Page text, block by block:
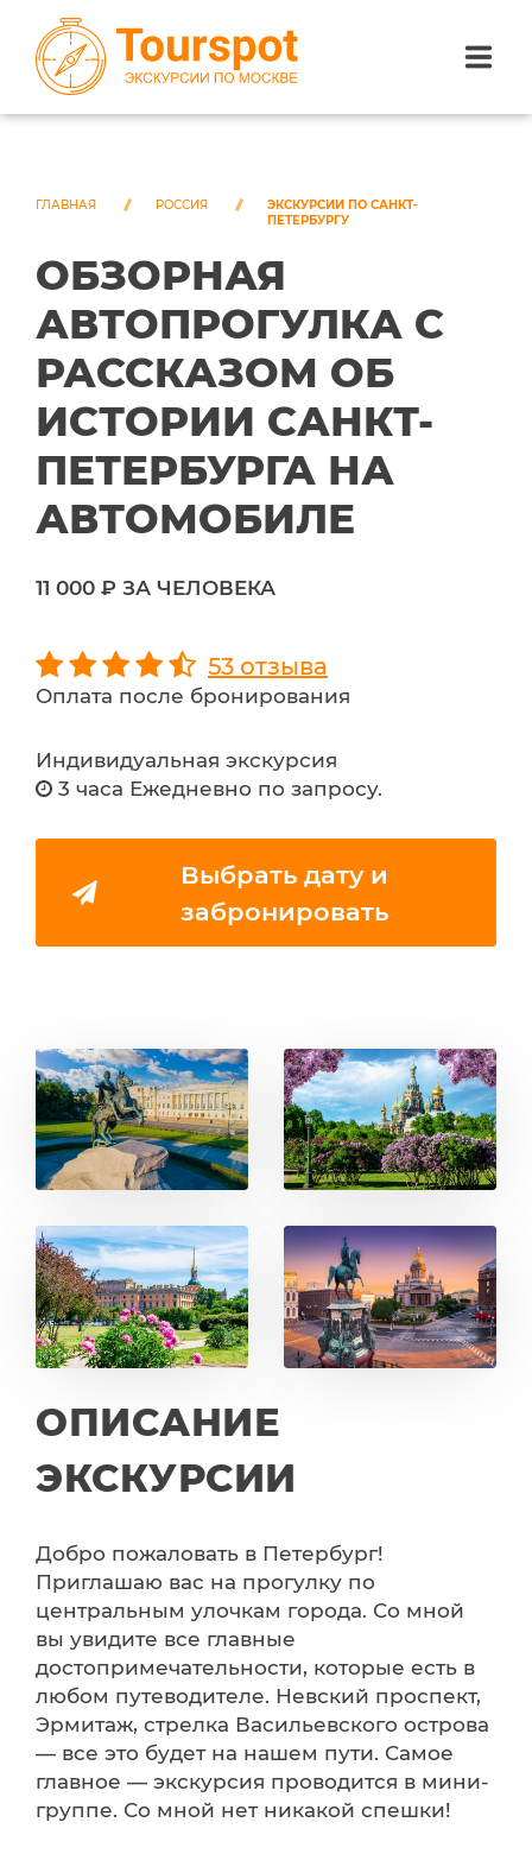
ЭКСКУРСИИ ПО МОСКВЕ
ЭКСКУРСИИ ПО СОЧИ
О НАС
ГЛАВНАЯ РОССИЯ
ЭКСКУРСИИ ПО САНКТ-
ПЕТЕРБУРГУ
ОБЗОРНАЯ
АВТОПРОГУЛКА С
РАССКАЗОМ ОБ
ИСТОРИИ САНКТ-
ПЕТЕРБУРГА НА
АВТОМОБИЛЕ
11 000 ₽ ЗА ЧЕЛОВЕКА
53 отзыва
Оплата после бронирования
Индивидуальная экскурсия
3 часа Ежедневно по запросу.
Выбрать дату и
забронировать
ОПИСАНИЕ
ЭКСКУРСИИ
Добро пожаловать в Петербург!
Приглашаю вас на прогулку по
центральным улочкам города. Со мной
вы увидите все главные
достопримечательности, которые есть в
любом путеводителе. Невский проспект,
Эрмитаж, стрелка Васильевского острова
— все это будет на нашем пути. Самое
главное — экскурсия проводится в мини-
группе. Со мной нет никакой спешки!